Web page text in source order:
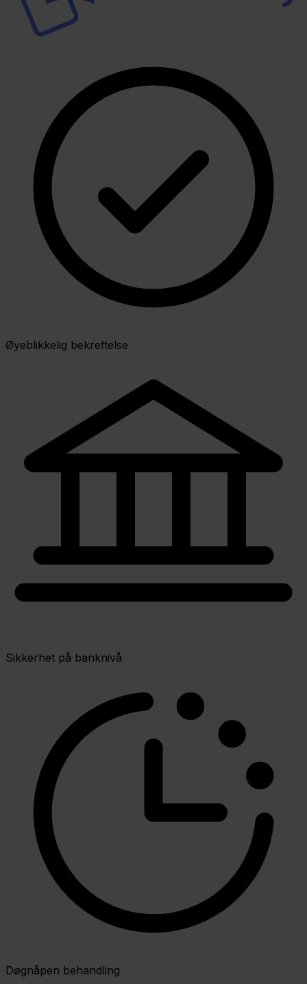
Øyeblikkelig bekreftelse
Sikkerhet på banknivå
Døgnåpen behandling